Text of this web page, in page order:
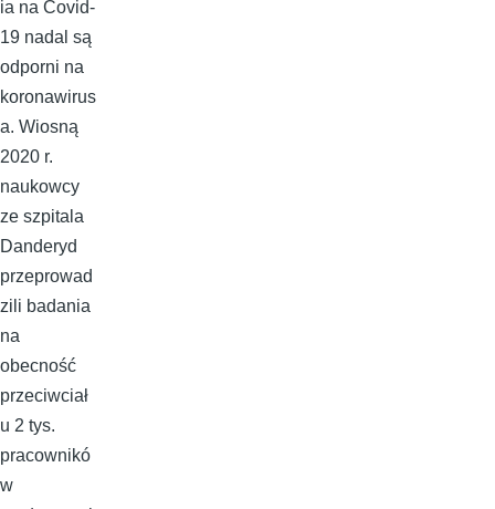
ia na Covid-
19 nadal są
odporni na
koronawirus
a. Wiosną
2020 r.
naukowcy
ze szpitala
Danderyd
przeprowad
zili badania
na
obecność
przeciwciał
u 2 tys.
pracownikó
w